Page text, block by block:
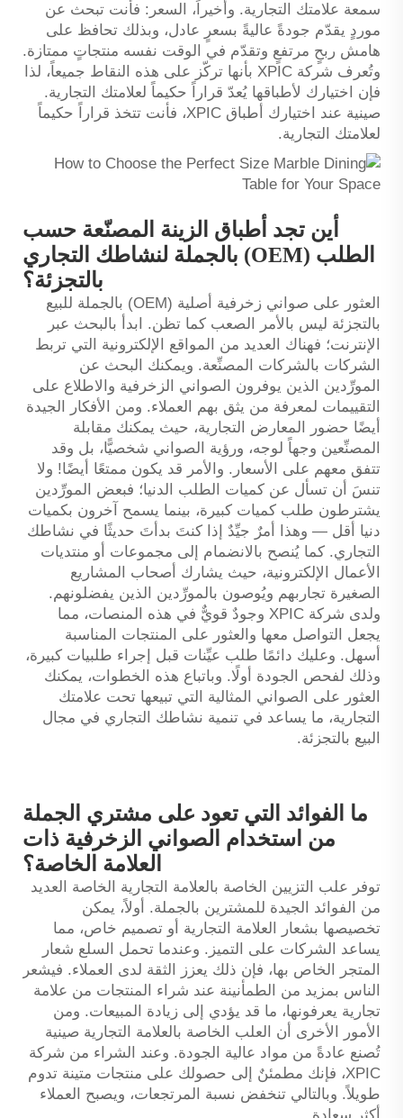
سمعة علامتك التجارية. وأخيراً، السعر: فأنت تبحث عن
موردٍ يقدّم جودةً عاليةً بسعرٍ عادل، وبذلك تحافظ على
هامش ربحٍ مرتفعٍ وتقدّم في الوقت نفسه منتجاتٍ ممتازة.
وتُعرف شركة XPIC بأنها تركّز على هذه النقاط جميعاً، لذا
فإن اختيارك لأطباقها يُعدّ قراراً حكيماً لعلامتك التجارية.
صينية
عند اختيارك أطباق XPIC، فأنت تتخذ قراراً حكيماً
لعلامتك التجارية.
أين تجد أطباق الزينة المصنّعة حسب
الطلب (OEM) بالجملة لنشاطك التجاري
بالتجزئة؟
العثور على صواني زخرفية أصلية (OEM) بالجملة للبيع
بالتجزئة ليس بالأمر الصعب كما تظن. ابدأ بالبحث عبر
الإنترنت؛ فهناك العديد من المواقع الإلكترونية التي تربط
الشركات بالشركات المصنِّعة. ويمكنك البحث عن
المورِّدين الذين يوفرون الصواني الزخرفية والاطلاع على
التقييمات لمعرفة من يثق بهم العملاء. ومن الأفكار الجيدة
أيضًا حضور المعارض التجارية، حيث يمكنك مقابلة
المصنِّعين وجهاً لوجه، ورؤية الصواني شخصيًّا، بل وقد
تتفق معهم على الأسعار. والأمر قد يكون ممتعًا أيضًا! ولا
تنسَ أن تسأل عن كميات الطلب الدنيا؛ فبعض المورِّدين
يشترطون طلب كميات كبيرة، بينما يسمح آخرون بكميات
دنيا أقل — وهذا أمرٌ جيِّدٌ إذا كنتَ بدأتَ حديثًا في نشاطك
التجاري. كما يُنصح بالانضمام إلى مجموعات أو منتديات
الأعمال الإلكترونية، حيث يشارك أصحاب المشاريع
الصغيرة تجاربهم ويُوصون بالمورِّدين الذين يفضلونهم.
ولدى شركة XPIC وجودٌ قويٌّ في هذه المنصات، مما
يجعل التواصل معها والعثور على المنتجات المناسبة
أسهل. وعليك دائمًا طلب عيِّنات قبل إجراء طلبيات كبيرة،
وذلك لفحص الجودة أولًا. وباتباع هذه الخطوات، يمكنك
العثور على الصواني المثالية التي تبيعها تحت علامتك
التجارية، ما يساعد في تنمية نشاطك التجاري في مجال
البيع بالتجزئة.
ما الفوائد التي تعود على مشتري الجملة
من استخدام الصواني الزخرفية ذات
العلامة الخاصة؟
توفر علب التزيين الخاصة بالعلامة التجارية الخاصة العديد
من الفوائد الجيدة للمشترين بالجملة. أولاً، يمكن
تخصيصها بشعار العلامة التجارية أو تصميم خاص، مما
يساعد الشركات على التميز. وعندما تحمل السلع شعار
المتجر الخاص بها، فإن ذلك يعزز الثقة لدى العملاء. فيشعر
الناس بمزيد من الطمأنينة عند شراء المنتجات من علامة
تجارية يعرفونها، ما قد يؤدي إلى زيادة المبيعات. ومن
الأمور الأخرى أن العلب الخاصة بالعلامة التجارية صينية
تُصنع عادةً من مواد عالية الجودة. وعند الشراء من شركة
XPIC، فإنك مطمئنٌ إلى حصولك على منتجات متينة تدوم
طويلاً. وبالتالي تنخفض نسبة المرتجعات، ويصبح العملاء